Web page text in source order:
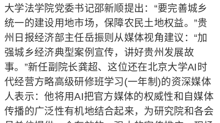
大学法学院党委书记邵新顺提出：“要完善城乡
统一的建设用地市场，保障农民土地权益。”贵
州日报经济部主任岳振则从媒体视角建议：“加
强城乡经济典型案例宣传，讲好贵州发展故
事。”新任副院长龚超、这位还在北京大学AI时
代经营方略高级研修班学习(一年制)的资深媒体
人表示：他将用AI把官方媒体的权威性和自媒体
传播的广泛性有机地结合起来，为研究院和各会